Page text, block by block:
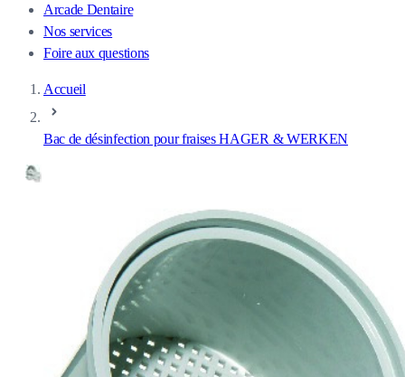
Arcade Dentaire
Nos services
Foire aux questions
Accueil
Bac de désinfection pour fraises HAGER & WERKEN